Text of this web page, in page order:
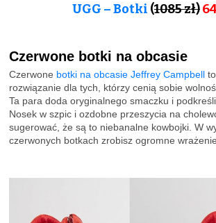
UGG – Botki (1085 zł)
Czerwone botki na obcasie
Czerwone botki na obcasie Jeffrey Campbell
rozwiązanie dla tych, którzy cenią sobie
Ta para doda oryginalnego smaczku i podkreśli
Nosek w szpic i ozdobne przeszycia na
sugerować, że są to niebanalne kowbojki. W
czerwonych botkach zrobisz ogromne